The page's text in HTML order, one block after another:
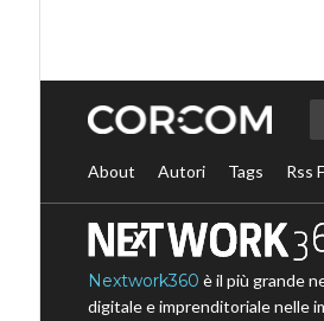
About Autori Tags Rss
Nextwork360 è il più grande
digitale e imprenditoriale nelle